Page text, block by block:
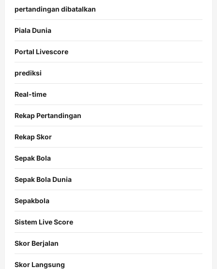
pertandingan dibatalkan
Piala Dunia
Portal Livescore
prediksi
Real-time
Rekap Pertandingan
Rekap Skor
Sepak Bola
Sepak Bola Dunia
Sepakbola
Sistem Live Score
Skor Berjalan
Skor Langsung